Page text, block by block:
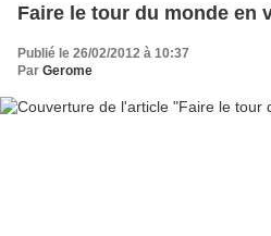
Faire le tour du monde en
Publié le 26/02/2012 à 10:37
Par Gerome